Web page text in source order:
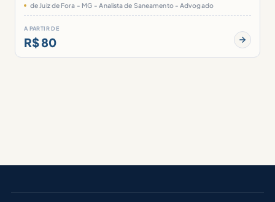
de Juiz de Fora - MG - Analista de Saneamento - Advogado
A PARTIR DE
R$ 80